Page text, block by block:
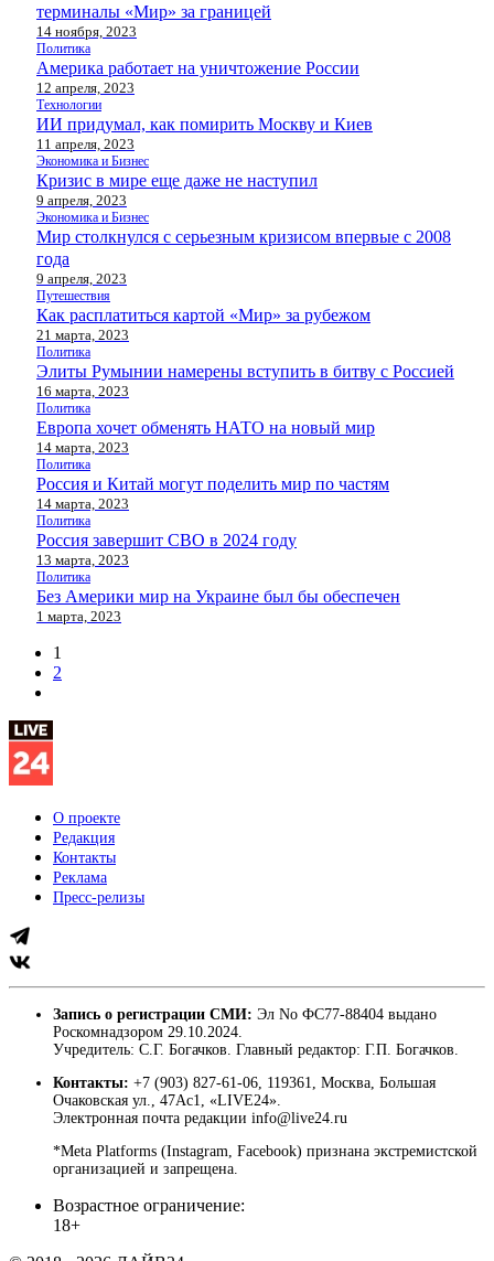
терминалы «Мир» за границей
14 ноября, 2023
Политика
Америка работает на уничтожение России
12 апреля, 2023
Технологии
ИИ придумал, как помирить Москву и Киев
11 апреля, 2023
Экономика и Бизнес
Кризис в мире еще даже не наступил
9 апреля, 2023
Экономика и Бизнес
Мир столкнулся с серьезным кризисом впервые с 2008
года
9 апреля, 2023
Путешествия
Как расплатиться картой «Мир» за рубежом
21 марта, 2023
Политика
Элиты Румынии намерены вступить в битву с Россией
16 марта, 2023
Политика
Европа хочет обменять НАТО на новый мир
14 марта, 2023
Политика
Россия и Китай могут поделить мир по частям
14 марта, 2023
Политика
Россия завершит СВО в 2024 году
13 марта, 2023
Политика
Без Америки мир на Украине был бы обеспечен
1 марта, 2023
1
2
О проекте
Редакция
Контакты
Реклама
Пресс-релизы
Запись о регистрации СМИ: Эл No ФС77-88404 выдано
Роскомнадзором 29.10.2024.
Учредитель: С.Г. Богачков. Главный редактор: Г.П. Богачков.
Контакты: +7 (903) 827-61-06, 119361, Москва, Большая
Очаковская ул., 47Ас1, «LIVE24».
Электронная почта редакции info@live24.ru
*Meta Platforms (Instagram, Facebook) признана экстремистской
организацией и запрещена.
Возрастное ограничение:
18+